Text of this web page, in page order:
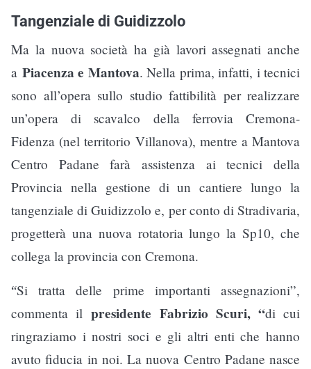
Tangenziale di Guidizzolo
Ma la nuova società ha già lavori assegnati anche
a Piacenza e Mantova. Nella prima, infatti, i tecnici
sono all’opera sullo studio fattibilità per realizzare
un’opera di scavalco della ferrovia Cremona-
Fidenza (nel territorio Villanova), mentre a Mantova
Centro Padane farà assistenza ai tecnici della
Provincia nella gestione di un cantiere lungo la
tangenziale di Guidizzolo e, per conto di Stradivaria,
progetterà una nuova rotatoria lungo la Sp10, che
collega la provincia con Cremona.
“Si tratta delle prime importanti assegnazioni”,
commenta ilpresidente Fabrizio Scuri, “di cui
ringraziamo i nostri soci e gli altri enti che hanno
avuto fiducia in noi. La nuova Centro Padane nasce